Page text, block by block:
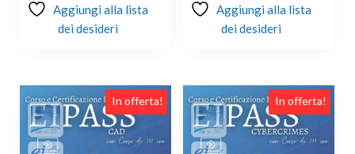
Aggiungi alla lista
dei desideri
Aggiungi alla lista
dei desideri
In offerta! In offerta!